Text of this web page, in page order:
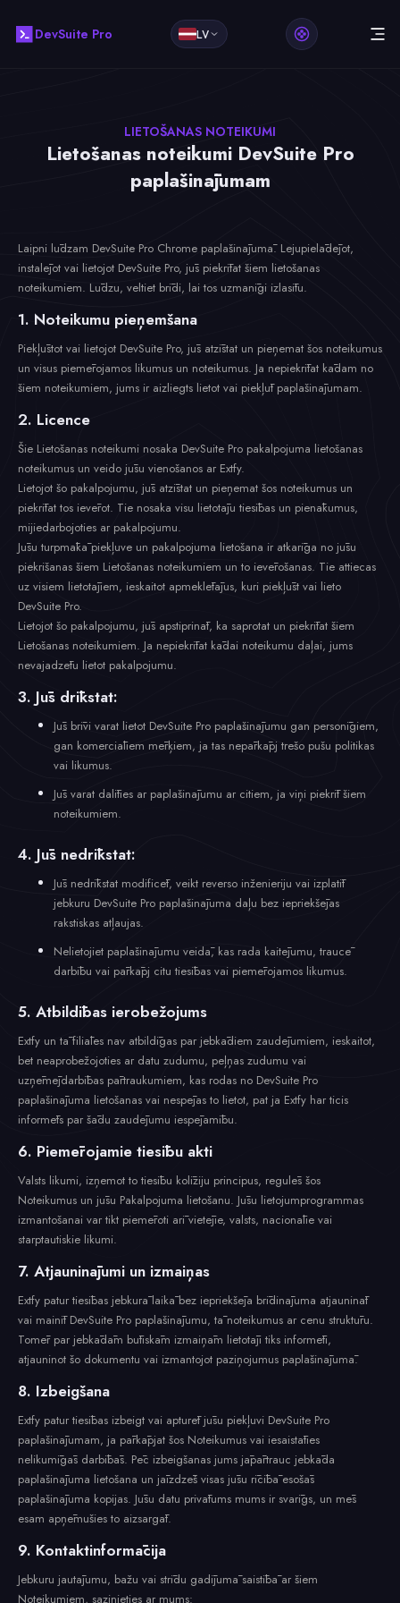
DevSuite Pro LV
LIETOŠANAS NOTEIKUMI
Lietošanas noteikumi DevSuite Pro
paplašinājumam
Laipni lūdzam DevSuite Pro Chrome paplašinājumā. Lejupielādējot,
instalējot vai lietojot DevSuite Pro, jūs piekrītat šiem lietošanas
noteikumiem. Lūdzu, veltiet brīdi, lai tos uzmanīgi izlasītu.
1. Noteikumu pieņemšana
Piekļūstot vai lietojot DevSuite Pro, jūs atzīstat un pieņemat šos noteikumus
un visus piemērojamos likumus un noteikumus. Ja nepiekrītat kādam no
šiem noteikumiem, jums ir aizliegts lietot vai piekļūt paplašinājumam.
2. Licence
Šie Lietošanas noteikumi nosaka DevSuite Pro pakalpojuma lietošanas
noteikumus un veido jūsu vienošanos ar Extfy.
Lietojot šo pakalpojumu, jūs atzīstat un pieņemat šos noteikumus un
piekrītat tos ievērot. Tie nosaka visu lietotāju tiesības un pienākumus,
mijiedarbojoties ar pakalpojumu.
Jūsu turpmākā piekļuve un pakalpojuma lietošana ir atkarīga no jūsu
piekrišanas šiem Lietošanas noteikumiem un to ievērošanas. Tie attiecas
uz visiem lietotājiem, ieskaitot apmeklētājus, kuri piekļūst vai lieto
DevSuite Pro.
Lietojot šo pakalpojumu, jūs apstiprināt, ka saprotat un piekrītat šiem
Lietošanas noteikumiem. Ja nepiekrītat kādai noteikumu daļai, jums
nevajadzētu lietot pakalpojumu.
3. Jūs drīkstat:
Jūs brīvi varat lietot DevSuite Pro paplašinājumu gan personīgiem,
gan komerciāliem mērķiem, ja tas nepārkāpj trešo pušu politikas
vai likumus.
Jūs varat dalīties ar paplašinājumu ar citiem, ja viņi piekrīt šiem
noteikumiem.
4. Jūs nedrīkstat:
Jūs nedrīkstat modificēt, veikt reverso inženieriju vai izplatīt
jebkuru DevSuite Pro paplašinājuma daļu bez iepriekšējas
rakstiskas atļaujas.
Nelietojiet paplašinājumu veidā, kas rada kaitējumu, traucē
darbību vai pārkāpj citu tiesības vai piemērojamos likumus.
5. Atbildības ierobežojums
Extfy un tā filiāles nav atbildīgas par jebkādiem zaudējumiem, ieskaitot,
bet neaprobežojoties ar datu zudumu, peļņas zudumu vai
uzņēmējdarbības pārtraukumiem, kas rodas no DevSuite Pro
paplašinājuma lietošanas vai nespējas to lietot, pat ja Extfy har ticis
informēts par šādu zaudējumu iespējamību.
6. Piemērojamie tiesību akti
Valsts likumi, izņemot to tiesību kolīziju principus, regulēs šos
Noteikumus un jūsu Pakalpojuma lietošanu. Jūsu lietojumprogrammas
izmantošanai var tikt piemēroti arī vietējie, valsts, nacionālie vai
starptautiskie likumi.
7. Atjauninājumi un izmaiņas
Extfy patur tiesības jebkurā laikā bez iepriekšēja brīdinājuma atjaunināt
vai mainīt DevSuite Pro paplašinājumu, tā noteikumus ar cenu struktūru.
Tomēr par jebkādām būtiskām izmaiņām lietotāji tiks informēti,
atjauninot šo dokumentu vai izmantojot paziņojumus paplašinājumā.
8. Izbeigšana
Extfy patur tiesības izbeigt vai apturēt jūsu piekļuvi DevSuite Pro
paplašinājumam, ja pārkāpjat šos Noteikumus vai iesaistāties
nelikumīgās darbībās. Pēc izbeigšanas jums jāpārtrauc jebkāda
paplašinājuma lietošana un jāizdzēš visas jūsu rīcībā esošās
paplašinājuma kopijas. Jūsu datu privātums mums ir svarīgs, un mēs
esam apņēmušies to aizsargāt.
9. Kontaktinformācija
Jebkuru jautājumu, bažu vai strīdu gadījumā saistībā ar šiem
Noteikumiem, sazinieties ar mums: